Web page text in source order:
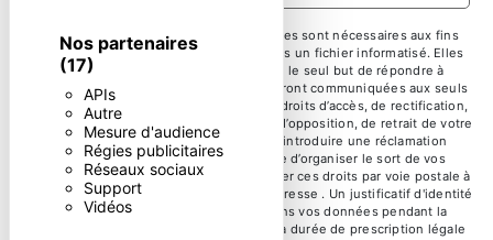
Nos partenaires
(17)
APIs
Autre
Mesure d'audience
Régies publicitaires
Réseaux sociaux
Support
Vidéos
** Les données personnelles communiquées sont nécessaires aux fins
de vous contacter et sont enregistrées dans un fichier informatisé. Elles
sont destinées à et ses sous-traitants dans le seul but de répondre à
votre message. Les données collectées seront communiquées aux seuls
destinataires suivants: . Vous disposez de droits d’accès, de rectification,
d’effacement, de portabilité, de limitation, d’opposition, de retrait de votre
consentement à tout moment et du droit d’introduire une réclamation
auprès d’une autorité de contrôle, ainsi que d’organiser le sort de vos
données post-mortem. Vous pouvez exercer ces droits par voie postale à
l'adresse ou par courrier électronique à l'adresse . Un justificatif d'identité
pourra vous être demandé. Nous conservons vos données pendant la
période de prise de contact puis pendant la durée de prescription légale